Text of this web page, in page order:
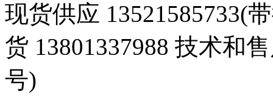
现货供应 13521585733(
货 13801337988 技术和
号)